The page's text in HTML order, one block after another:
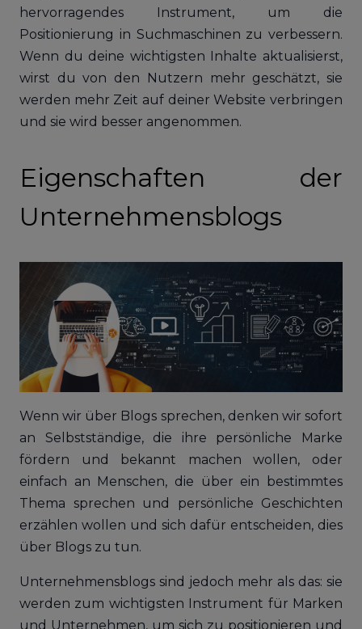
hervorragendes Instrument, um die
Positionierung in Suchmaschinen zu verbessern.
Wenn du deine wichtigsten Inhalte aktualisierst,
wirst du von den Nutzern mehr geschätzt, sie
werden mehr Zeit auf deiner Website verbringen
und sie wird besser angenommen.
Eigenschaften der
Unternehmensblogs
Wenn wir über Blogs sprechen, denken wir sofort
an Selbstständige, die ihre persönliche Marke
fördern und bekannt machen wollen, oder
einfach an Menschen, die über ein bestimmtes
Thema sprechen und persönliche Geschichten
erzählen wollen und sich dafür entscheiden, dies
über Blogs zu tun.
Unternehmensblogs sind jedoch mehr als das: sie
werden zum wichtigsten Instrument für Marken
und Unternehmen, um sich zu positionieren und